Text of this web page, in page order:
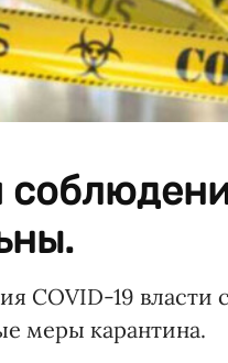
COVID-19
меры карантина.